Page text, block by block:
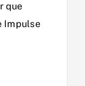
que
Impulse